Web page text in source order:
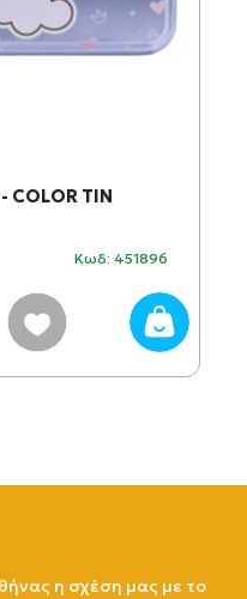
COLOR TIN
Κωδ: 451896
η σχέση μας με το